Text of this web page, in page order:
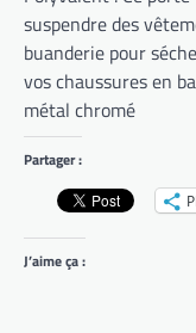
suspendre des
buanderie pour
vos chaussures en
métal chromé
Partager :
J’aime ça :